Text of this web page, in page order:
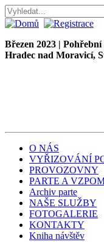
Březen 2023 |
Hradec nad Moravicí,
O NÁS
VYŘIZOVÁNÍ
PROVOZOVNY
PARTE A
Archiv parte
NAŠE SLUŽBY
FOTOGALERIE
KONTAKTY
Kniha návštěv